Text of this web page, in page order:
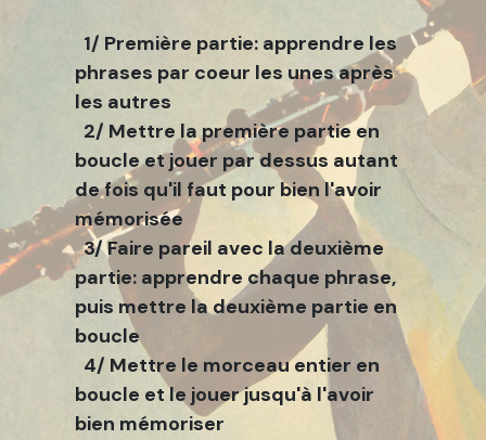
1/ Première partie: apprendre les
phrases par coeur les unes après
les autres
2/ Mettre la première partie en
boucle et jouer par dessus autant
de fois qu'il faut pour bien l'avoir
mémorisée
3/ Faire pareil avec la deuxième
partie: apprendre chaque phrase,
puis mettre la deuxième partie en
boucle
4/ Mettre le morceau entier en
boucle et le jouer jusqu'à l'avoir
bien mémoriser